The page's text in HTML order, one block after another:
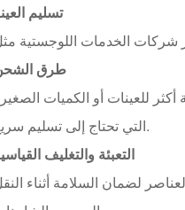
تسليم
طرق
للعينات أو الكميات
التي تحتاج إلى تسليم سريع.
التعبئة والتغليف
لضمان السلامة أثناء